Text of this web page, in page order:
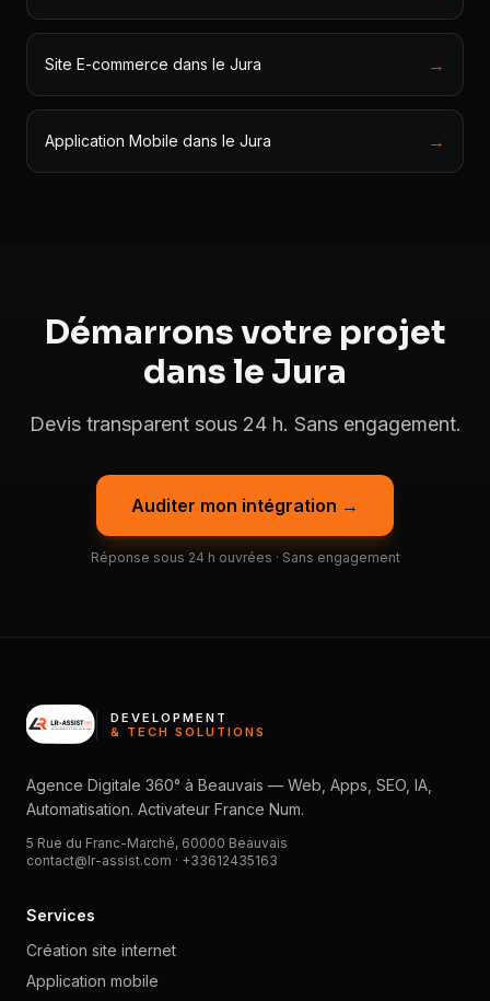
Site E-commerce dans le Jura →
Application Mobile dans le Jura →
Démarrons votre projet
dans le Jura
Devis transparent sous 24 h. Sans engagement.
Auditer mon intégration →
Réponse sous 24 h ouvrées · Sans engagement
DEVELOPMENT
& TECH SOLUTIONS
Agence Digitale 360° à Beauvais — Web, Apps, SEO, IA,
Automatisation. Activateur France Num.
5 Rue du Franc-Marché, 60000 Beauvais
contact@lr-assist.com · +33612435163
Services
Création site internet
Application mobile